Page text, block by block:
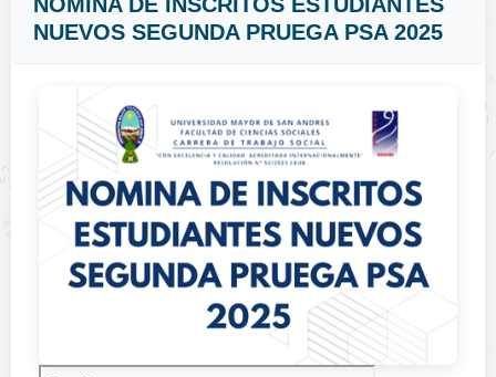
NUEVOS SEGUNDA PRUEGA PSA 2025